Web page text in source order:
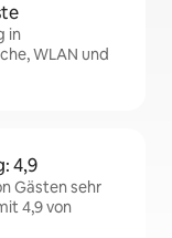
in
WLAN und
4,9
Gästen sehr
4,9 von